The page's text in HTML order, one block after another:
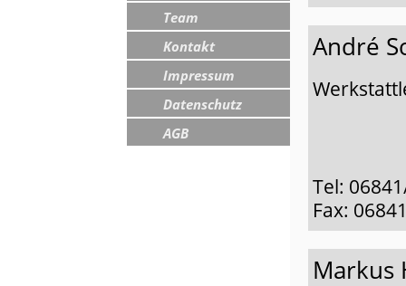
Team
Kontakt
Impressum
Datenschutz
AGB
André
Tel:
Fax:
Markus